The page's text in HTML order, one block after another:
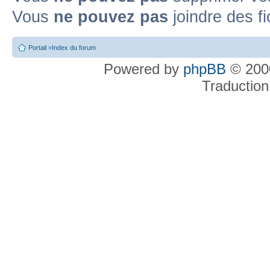
Vous ne pouvez pas joindre des
Portail »Index du forum
Powered by phpBB ©